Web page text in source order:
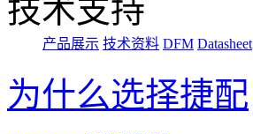
技术支持
产品展示 技术资料 DFM Datasheet
为什么选择捷配